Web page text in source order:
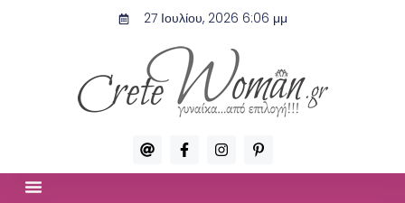
27 Ιουλίου, 2026 6:06 μμ
A
t
F
a
c
I
n
s
P
i
n